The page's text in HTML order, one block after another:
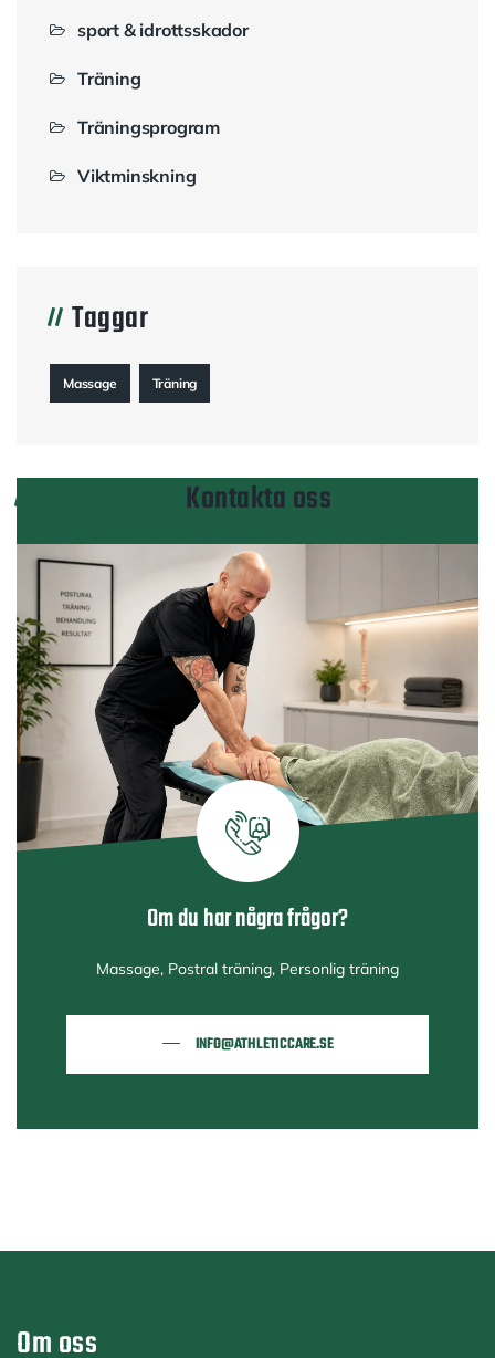
sport & idrottsskador
Träning
Träningsprogram
Viktminskning
Taggar
Massage Träning
Kontakta oss
Om du har några frågor?
Massage, Postral träning, Personlig träning
INFO@ATHLETICCARE.SE
Om oss